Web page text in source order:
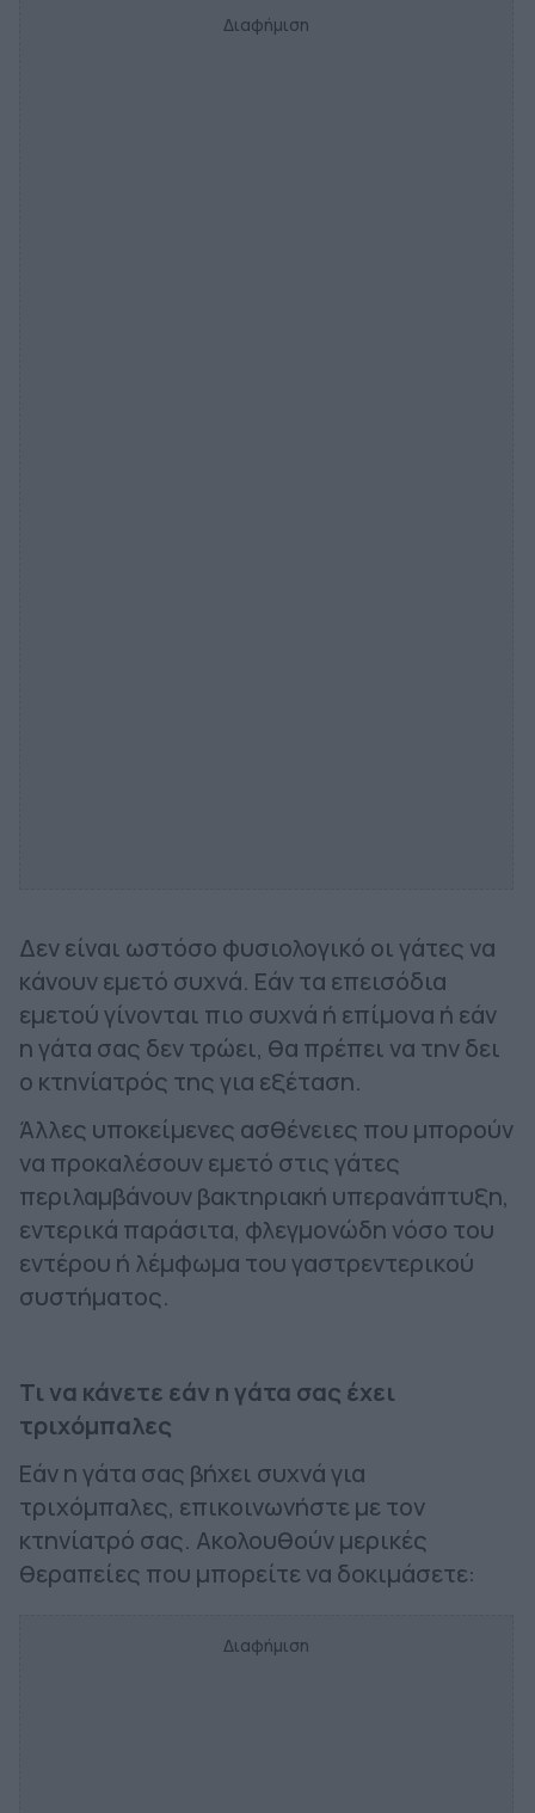
Διαφήμιση
Δεν είναι ωστόσο φυσιολογικό οι γάτες να
κάνουν εμετό συχνά. Εάν τα επεισόδια
εμετού γίνονται πιο συχνά ή επίμονα ή εάν
η γάτα σας δεν τρώει, θα πρέπει να την δει
ο κτηνίατρός της για εξέταση.
Άλλες υποκείμενες ασθένειες που μπορούν
να προκαλέσουν εμετό στις γάτες
περιλαμβάνουν βακτηριακή υπερανάπτυξη,
εντερικά παράσιτα, φλεγμονώδη νόσο του
εντέρου ή λέμφωμα του γαστρεντερικού
συστήματος.
Τι να κάνετε εάν η γάτα σας έχει
τριχόμπαλες
Εάν η γάτα σας βήχει συχνά για
τριχόμπαλες, επικοινωνήστε με τον
κτηνίατρό σας. Ακολουθούν μερικές
θεραπείες που μπορείτε να δοκιμάσετε:
Διαφήμιση